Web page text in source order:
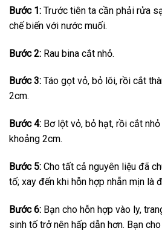
Bước 1: Trước tiên ta cần phải rửa
chế biến với nước muối.
Bước 2: Rau bina cắt nhỏ.
Bước 3: Táo gọt vỏ, bỏ lõi, rồi cắt
2cm.
Bước 4: Bơ lột vỏ, bỏ hạt, rồi cắt
khoảng 2cm.
Bước 5: Cho tất cả nguyên liệu đã
tố; xay đến khi hỗn hợp nhẵn mịn là
Bước 6: Bạn cho hỗn hợp vào ly,
sinh tố trở nên hấp dẫn hơn. Bạn